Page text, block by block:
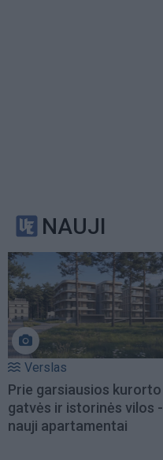
NAUJI
Verslas
Prie garsiausios kurorto
gatvės ir istorinės vilos -
nauji apartamentai